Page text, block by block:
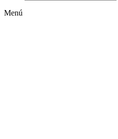
Menú